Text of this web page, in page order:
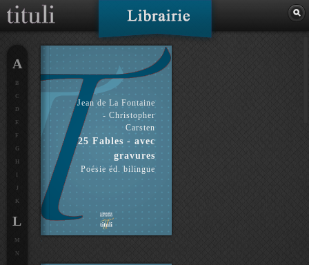
Jean de La Fontaine
- Christopher
Carsten
25 Fables - avec
gravures
Poésie éd. bilingue
A
B
C
D
E
F
G
H
J
K
L
M
N